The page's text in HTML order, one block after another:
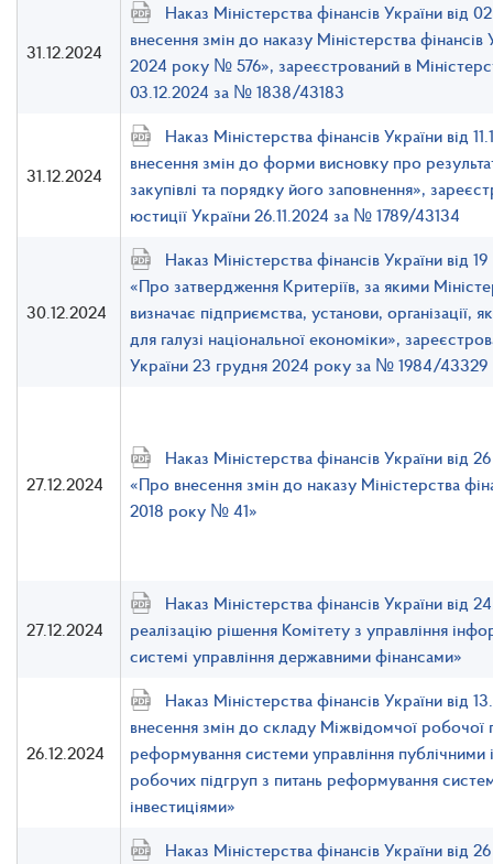
31.12.2024
Наказ Міністерства фінансів України від
внесення змін до наказу Міністерства фінансів
2024 року № 576», зареєстрований в
03.12.2024 за № 1838/43183
31.12.2024
Наказ Міністерства фінансів України від
внесення змін до форми висновку про
закупівлі та порядку його заповнення»,
юстиції України 26.11.2024 за № 1789/43134
30.12.2024
Наказ Міністерства фінансів України від
«Про затвердження Критеріїв, за якими
визначає підприємства, установи, організації,
для галузі національної економіки»,
України 23 грудня 2024 року за № 1984/43329
27.12.2024
Наказ Міністерства фінансів України
«Про внесення змін до наказу Міністерства
2018 року № 41»
27.12.2024
Наказ Міністерства фінансів України
реалізацію рішення Комітету з управління
системі управління державними фінансами»
26.12.2024
Наказ Міністерства фінансів України від
внесення змін до складу Міжвідомчої робочої
реформування системи управління публічними
робочих підгруп з питань реформування
інвестиціями»
Наказ Міністерства фінансів України